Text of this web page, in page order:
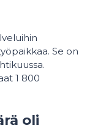
Se on
1 800
oli